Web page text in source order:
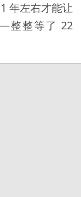
年左右才能让
整整等了 22